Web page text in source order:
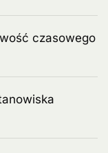
czasowego